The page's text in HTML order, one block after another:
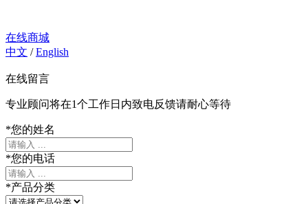
在线商城
中文 /English
在线留言
专业顾问将在1个工作日内致电反馈请耐心等待
*您的姓名
*您的电话
*产品分类